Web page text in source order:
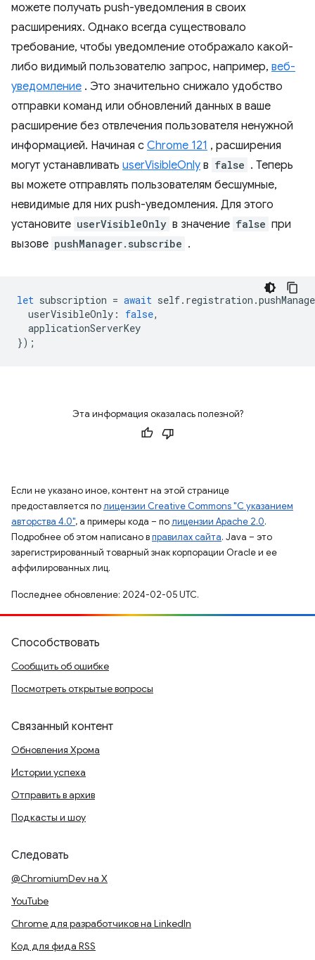
можете получать push-уведомления в своих
расширениях. Однако всегда существовало
требование, чтобы уведомление отображало какой-
либо видимый пользователю запрос, например, веб-
уведомление . Это значительно снижало удобство
отправки команд или обновлений данных в ваше
расширение без отвлечения пользователя ненужной
информацией. Начиная с Chrome 121 , расширения
могут устанавливать userVisibleOnly в false . Теперь
вы можете отправлять пользователям бесшумные,
невидимые для них push-уведомления. Для этого
установите userVisibleOnly в значение false при
вызове pushManager.subscribe .
let subscription = await self. registration .
userVisibleOnly : false,
applicationServerKey
});
Эта информация оказалась полезной?
Если не указано иное, контент на этой странице
предоставляется полицензии Creative Commons "С указанием
авторства 4.0", а примеры кода – полицензии Apache 2.0.
Подробнее об этом написано вправилах сайта. Java – это
зарегистрированный товарный знак корпорации Oracle и ее
аффилированных лиц.
Последнее обновление: 2024-02-05 UTC.
Способствовать
Сообщить об ошибке
Посмотреть открытые вопросы
Связанный контент
Обновления Хрома
Истории успеха
Отправить в архив
Подкасты и шоу
Следовать
@ChromiumDev на X
YouTube
Chrome для разработчиков на LinkedIn
Код для фида RSS